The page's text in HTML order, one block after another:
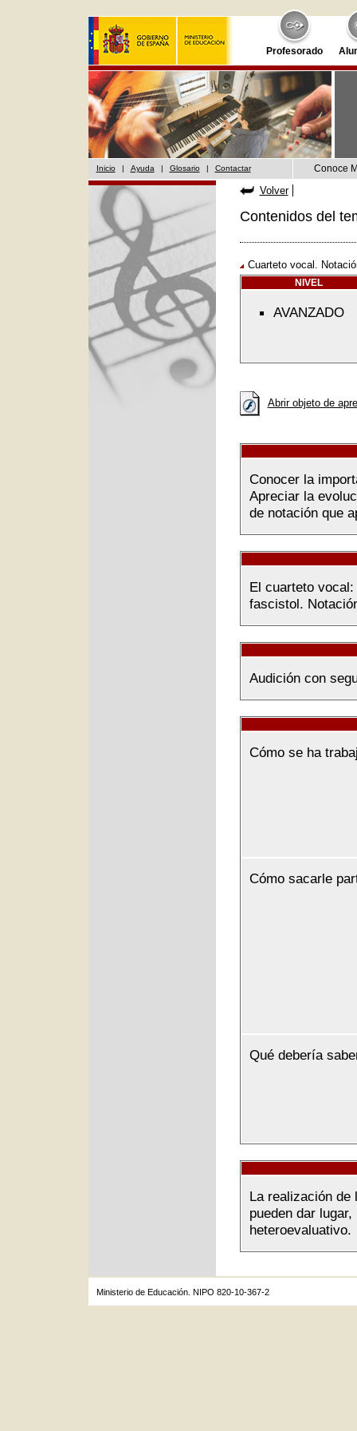
Profesorado
Inicio | Ayuda | Glosario | Contactar Conoce
Volver
Contenidos del
Cuarteto vocal.
NIVEL
AVANZADO
Abrir objeto de
Conocer la
Apreciar la
de notación que
El cuarteto
fascistol.
Audición con
Cómo se ha
Cómo sacarle
Qué debería
La realización de
pueden dar
heteroevaluativo.
Ministerio de Educación. NIPO 820-10-367-2